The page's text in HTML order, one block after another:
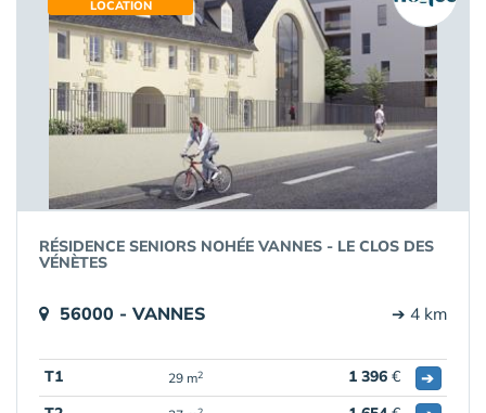
LOCATION
RÉSIDENCE SENIORS NOHÉE VANNES - LE CLOS DES
VÉNÈTES
56000 - VANNES ➔ 4 km
T1 29 m2 1 396 €
➔